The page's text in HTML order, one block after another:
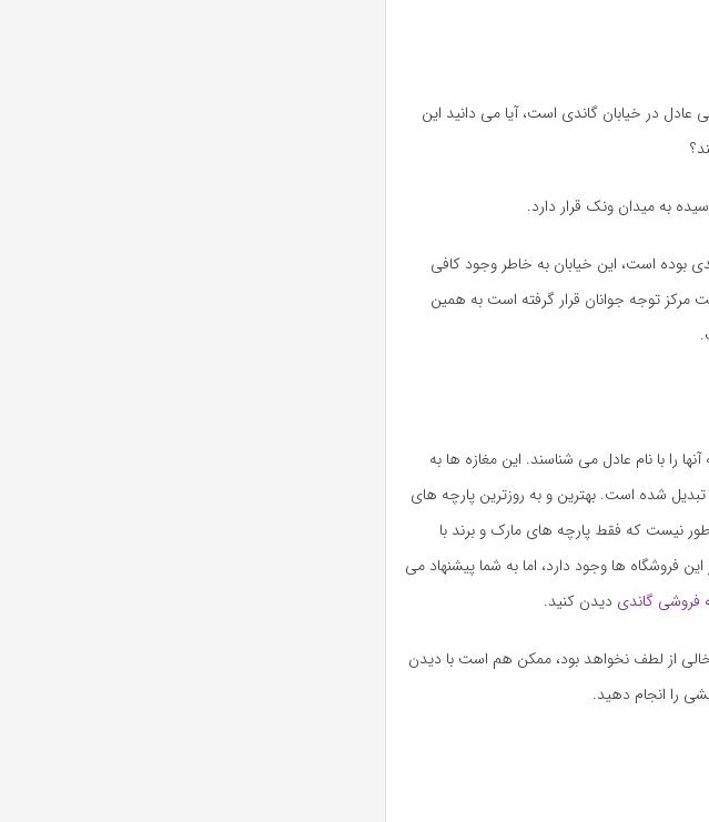
عادل در خیابان گاندی است، آیا می دانید این
به میدان ونک قرار دارد.
بوده است، این خیابان به خاطر وجود کافی
توجه جوانان قرار گرفته است به همین
را با نام عادل می شناسند. این مغازه ها به
شده است. بهترین و به روزترین پارچه های
طور نیست که فقط پارچه های مارک و برند با
فروشگاه ها وجود دارد، اما به شما پیشنهاد می
فروشی گاندی دیدن کنید.
از لطف نخواهد بود، ممکن هم است با دیدن
را انجام دهید.